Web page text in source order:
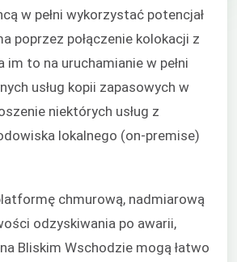
w pełni wykorzystać potencjał
poprzez połączenie kolokacji z
im to na uruchamianie w pełni
usług kopii zapasowych w
niektórych usług z
lokalnego (on-premise)
chmurową, nadmiarową
odzyskiwania po awarii,
Bliskim Wschodzie mogą łatwo